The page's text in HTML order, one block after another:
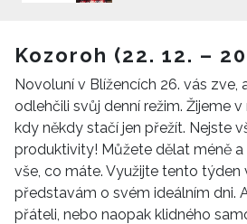
Kozoroh (22. 12. –
Novoluní v Blížencích 26. vás zve,
odlehčili svůj denní režim. Žijeme v
kdy někdy stačí jen přežít. Nejste
produktivity! Můžete dělat méně
vše, co máte. Využijte tento týden
představám o svém ideálním dni.
přáteli, nebo naopak klidného